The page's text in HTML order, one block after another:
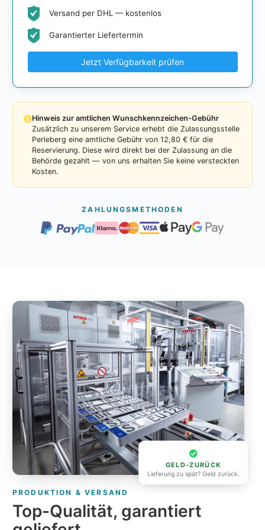
Versand per DHL — kostenlos
Garantierter Liefertermin
Jetzt Verfügbarkeit prüfen
Hinweis zur amtlichen Wunschkennzeichen-Gebühr
Zusätzlich zu unserem Service erhebt die Zulassungsstelle
Perleberg eine amtliche Gebühr von 12,80 € für die
Reservierung. Diese wird direkt bei der Zulassung an die
Behörde gezahlt — von uns erhalten Sie keine versteckten
Kosten.
ZAHLUNGSMETHODEN
GELD-ZURÜCK
Lieferung zu spät? Geld zurück.
PRODUKTION & VERSAND
Top-Qualität, garantiert